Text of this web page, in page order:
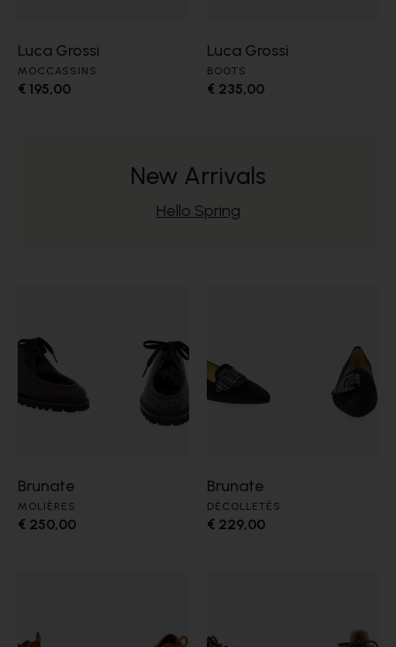
Luca Grossi
MOCCASSINS
€ 195,00
Luca Grossi
BOOTS
€ 235,00
New Arrivals
Hello Spring
Brunate
MOLIÈRES
€ 250,00
Brunate
DÉCOLLETÉS
€ 229,00